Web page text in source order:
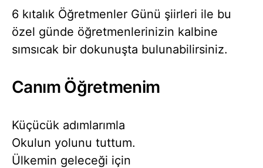
6 kıtalık Öğretmenler Günü şiirleri ile bu
özel günde öğretmenlerinizin kalbine
sımsıcak bir dokunuşta bulunabilirsiniz.
Canım Öğretmenim
Küçücük adımlarımla
Okulun yolunu tuttum.
Ülkemin geleceği için